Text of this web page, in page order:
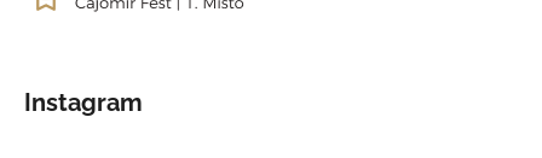
Instagram